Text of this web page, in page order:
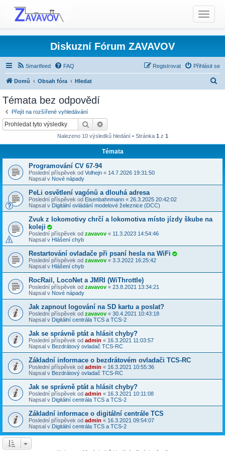
T
o
g
l
e
n
i
o
Diskuzní Fórum ZAVAVOV
Smartfeed FAQ Přihlásit se
Registrovat
Domů Obsah fóra
Hledat
Témata bez odpovědí
Přejít na rozšířené vyhledávání
Hledat
Nalezeno 10 výsledků hledání • Stránka 1 z 1
Témata
Programování CV 67-94
Poslední příspěvek od Volhejn « 14.7.2026 19:31:50
Napsal v Nové nápady
PeLi osvětlení vagónů a dlouhá adresa
Poslední příspěvek od Eisenbahnmann « 26.3.2025 20:42:02
Napsal v Digitální ovládání modelové železnice (DCC)
Zvuk z lokomotivy chrčí a lokomotiva místo jízdy škube na
koleji
Poslední příspěvek od zavavov « 11.3.2023 14:54:46
Napsal v Hlášení chyb
Restartování ovladače při psaní hesla na WiFi
Poslední příspěvek od zavavov « 3.3.2022 16:25:42
Napsal v Hlášení chyb
RocRail, LocoNet a JMRI (WiThrottle)
Poslední příspěvek od zavavov « 23.8.2021 13:34:21
Napsal v Nové nápady
Jak zapnout logování na SD kartu a poslat?
Poslední příspěvek od zavavov « 30.4.2021 10:43:18
Napsal v Digitální centrála TCS a TCS-2
Jak se správně ptát a hlásit chyby?
Poslední příspěvek od admin « 16.3.2021 11:03:57
Napsal v Bezdrátový ovladač TCS-RC
Základní informace o bezdrátovém ovladači TCS-RC
Poslední příspěvek od admin « 16.3.2021 10:55:36
Napsal v Bezdrátový ovladač TCS-RC
Jak se správně ptát a hlásit chyby?
Poslední příspěvek od admin « 16.3.2021 10:11:08
Napsal v Digitální centrála TCS a TCS-2
Základní informace o digitální centrále TCS
Poslední příspěvek od admin « 16.3.2021 09:54:07
Napsal v Digitální centrála TCS a TCS-2